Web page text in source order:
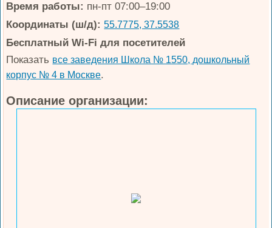
Время работы: пн-пт 07:00–19:00
Координаты (ш/д): 55.7775, 37.5538
Бесплатный Wi-Fi для посетителей
Показать все заведения Школа № 1550, дошкольный
корпус № 4 в Москве.
Описание организации: